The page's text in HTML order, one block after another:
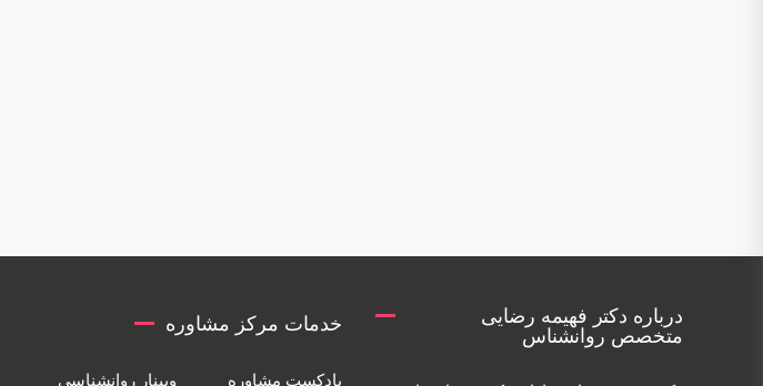
درباره دکتر فهیمه رضایی
متخصص روانشناس
خدمات مرکز مشاوره
پادکست مشاوره وبینار روانشناسی